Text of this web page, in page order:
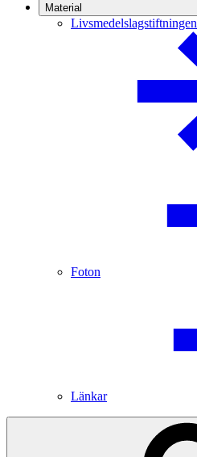
Material
Livsmedelslagstiftningen
Foton
Länkar